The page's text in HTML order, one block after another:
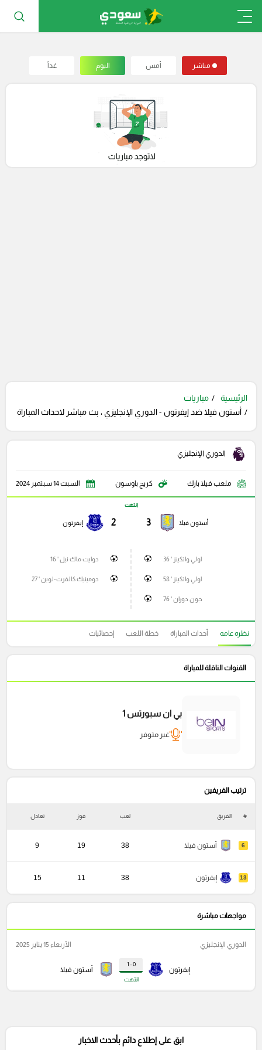
مباشر أمس اليوم غداً
الرئيسية
مباريات
أستون فيلا ضد إيفرتون - الدوري الإنجليزي ، بث مباشر لاحداث المباراة
الدوري الإنجليزي
ملعب فيلا بارك كريج باوسون السبت 14 سبتمبر 2024
أستون فيلا 3
انتهت
2 إيفرتون
اولي واتكينز ' 36
اولي واتكينز ' 58
جون دوران ' 76
دوايت ماك نيل ' 16
دومينيك كالفرت-لوين ' 27
نظره عامه أحداث المباراة خطة اللعب إحصائيات
القنوات الناقلة للمباراة
بي ان سبورتس 1
غير متوفر
ترتيب الفريفين
# الفريق لعب فوز تعادل
6 أستون فيلا 38
19
9
13 إيفرتون 38
11
15
مواجهات مباشرة
إيفرتون
0 : 1
انتهت
أستون فيلا
الدوري الإنجليزي الأربعاء 15 يناير 2025
ابق على إطلاع دائم بأحدث الاخبار